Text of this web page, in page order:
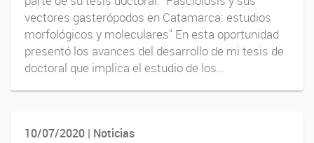
vectores gasterópodos en Catamarca: estudios
morfológicos y moleculares" En esta oportunidad
presentó los avances del desarrollo de mi tesis de
doctoral que implica el estudio de los...
10/07/2020 | Noticias